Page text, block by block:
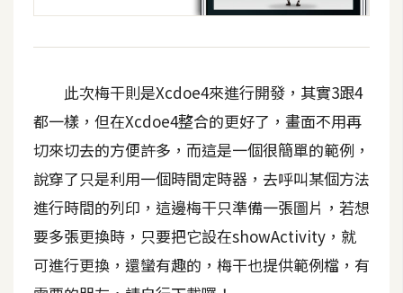
此次梅干則是Xcdoe4來進行開發，其實3跟4
都一樣，但在Xcdoe4整合的更好了，畫面不用再
切來切去的方便許多，而這是一個很簡單的範例，
說穿了只是利用一個時間定時器，去呼叫某個方法
進行時間的列印，這邊梅干只準備一張圖片，若想
要多張更換時，只要把它設在showActivity，就
可進行更換，還蠻有趣的，梅干也提供範例檔，有